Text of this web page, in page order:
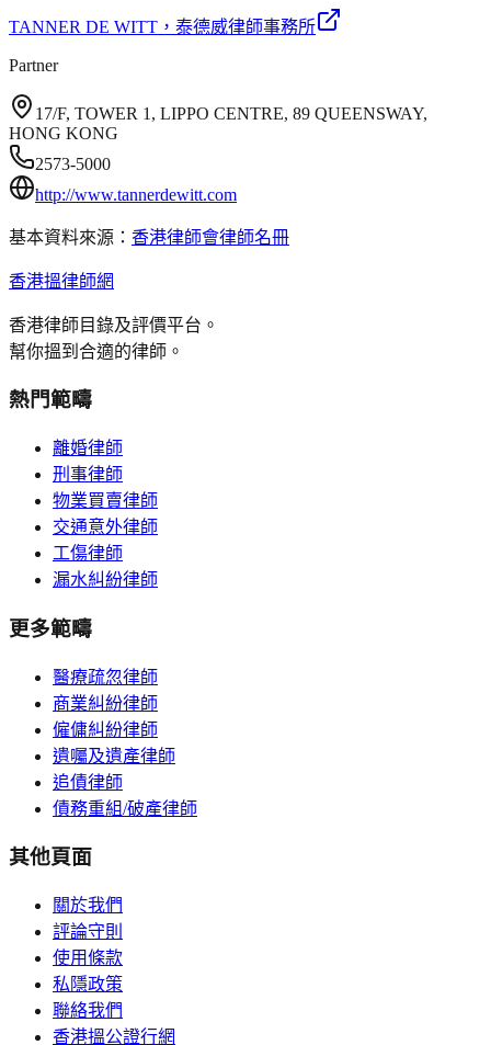
TANNER DE WITT ，泰德威律師事務所
Partner
17/F, TOWER 1, LIPPO CENTRE, 89 QUEENSWAY,
HONG KONG
2573-5000
http://www.tannerdewitt.com
基本資料來源： 香港律師會律師名冊
香港搵律師網
香港律師目錄及評價平台。
幫你搵到合適的律師。
熱門範疇
離婚律師
刑事律師
物業買賣律師
交通意外律師
工傷律師
漏水糾紛律師
更多範疇
醫療疏忽律師
商業糾紛律師
僱傭糾紛律師
遺囑及遺產律師
追債律師
債務重組/破產律師
其他頁面
關於我們
評論守則
使用條款
私隱政策
聯絡我們
香港搵公證行網